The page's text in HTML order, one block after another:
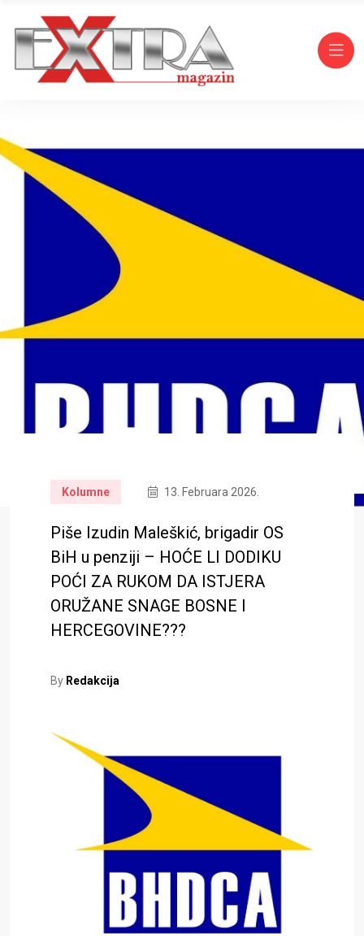
Kolumne 13. Februara 2026.
Piše Izudin Maleškić, brigadir OS
BiH u penziji – HOĆE LI DODIKU
POĆI ZA RUKOM DA ISTJERA
ORUŽANE SNAGE BOSNE I
HERCEGOVINE???
By Redakcija